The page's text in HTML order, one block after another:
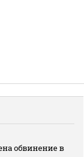
обвинение в